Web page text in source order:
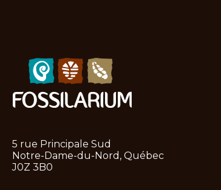
5 rue Principale Sud
Notre-Dame-du-Nord, Québec
J0Z 3B0